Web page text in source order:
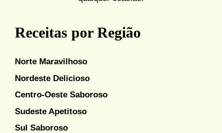
Receitas por Região
Norte Maravilhoso
Nordeste Delicioso
Centro-Oeste Saboroso
Sudeste Apetitoso
Sul Saboroso